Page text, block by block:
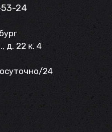
24
д. 22 к. 4
24